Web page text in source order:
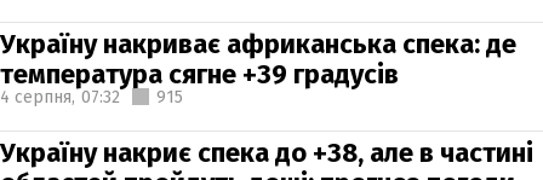
Україну накриває африканська спека: де
температура сягне +39 градусів
4 серпня, 07:32 915
Україну накриє спека до +38, але в частині